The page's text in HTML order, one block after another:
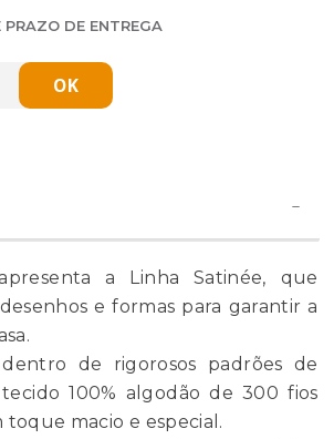
PRAZO DE ENTREGA
a Linha Satinée, que
e formas para garantir a
dentro de rigorosos padrões de
100% algodão de 300 fios
macio e especial.